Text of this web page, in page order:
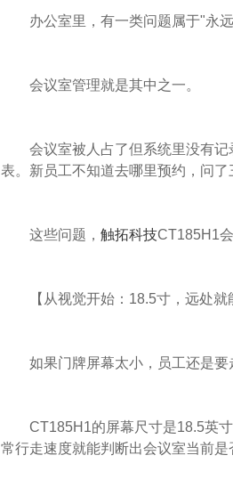
办公室里，有一类问题属于"永
会议室管理就是其中之一。
会议室被人占了但系统里没有
表。新员工不知道去哪里预约，问了
这些问题， 触拓科技CT185H1
【从视觉开始：18.5寸，远处就
如果门牌屏幕太小，员工还是要
CT185H1的屏幕尺寸是18.5英
常行走速度就能判断出会议室当前是